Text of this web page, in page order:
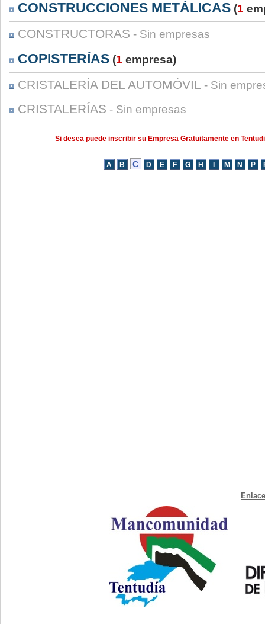
CONSTRUCCIONES METÁLICAS (1
CONSTRUCTORAS - Sin empresas
COPISTERÍAS (1 empresa)
CRISTALERÍA DEL AUTOMÓVIL - Sin
CRISTALERÍAS - Sin empresas
Si desea puede inscribir su Empresa Gratuitamente en